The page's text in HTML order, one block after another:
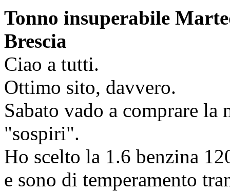
Tonno insuperabile
Brescia
Ciao a tutti.
Ottimo sito, davvero.
Sabato vado a comprare
"sospiri".
Ho scelto la 1.6 benzina
e sono di temperamento